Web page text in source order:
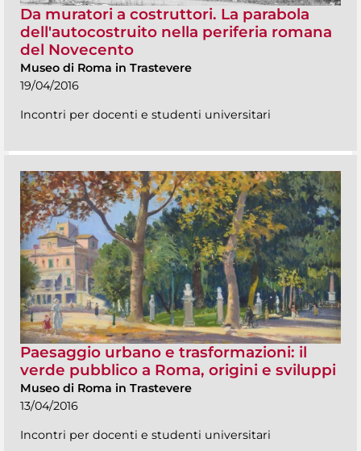
Da muratori a costruttori. La parabola
dell'autocostruito nella periferia romana
del Novecento
Museo di Roma in Trastevere
19/04/2016
Incontri per docenti e studenti universitari
Paesaggio urbano e trasformazioni: il
verde pubblico a Roma, origini e sviluppi
Museo di Roma in Trastevere
13/04/2016
Incontri per docenti e studenti universitari